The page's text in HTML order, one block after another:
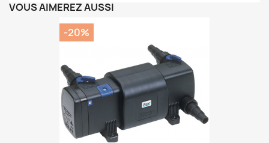
VOUS AIMEREZ AUSSI
-20%